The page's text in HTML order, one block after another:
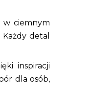
w ciemnym
detal
inspiracji
dla osób,